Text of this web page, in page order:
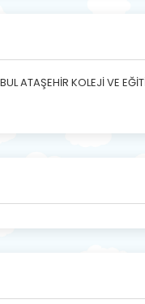
ATAŞEHİR KOLEJİ VE